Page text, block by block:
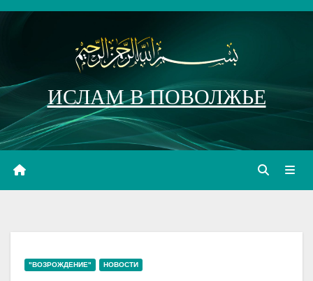
Перейти
ИСЛАМ В ПОВОЛЖЬЕ
"ВОЗРОЖДЕНИЕ" НОВОСТИ